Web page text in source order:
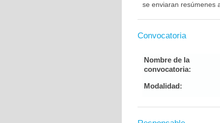
se enviaran resúmenes
Convocatoria
Nombre de la
convocatoria:
Modalidad: